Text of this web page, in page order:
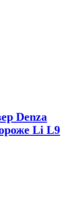
Denza
Li L9